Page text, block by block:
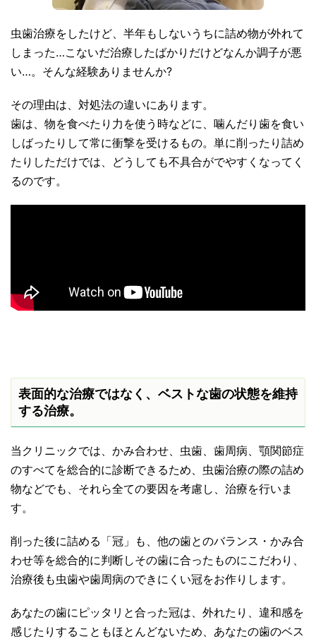
虫歯治療をしたけど、半年もしないうちに詰め物が外れて
しまった…こないだ治療したばかりだけどなんか調子が悪
い…。そんな経験ありませんか?
その理由は、対処法の違いにあります。
歯は、物を食べたり力を使う時などに、噛んだり歯を食い
しばったりして常に衝撃を受けるもの。単に削ったり詰め
たりしただけでは、どうしても不具合がでやすくなってく
るのです。
表面的な治療ではなく、ベストな歯の状態を維持
する治療。
当クリニックでは、かみ合わせ、虫歯、歯周病、顎関節症
のすべてを総合的に診断できるため、虫歯治療の際の詰め
物などでも、それら全ての要因を考慮し、治療を行いま
す。
削った後に詰める「冠」も、他の歯とのバランス・かみ合
わせ等を総合的に判断しその歯に合ったものにこだわり、
治療後も虫歯や歯周病のできにくい冠をお作りします。
あなたの歯にピッタリと合った冠は、外れたり、違和感を
感じたりすることもほとんどないため、あなたの歯のベス